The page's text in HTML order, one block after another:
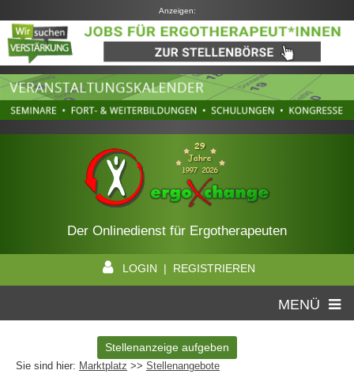
Anzeigen:
Der Onlinedienst für Ergotherapeuten
LOGIN | REGISTRIEREN
MENÜ
Sie sind hier: Marktplatz >> Stellenangebote
Stellenanzeige aufgeben